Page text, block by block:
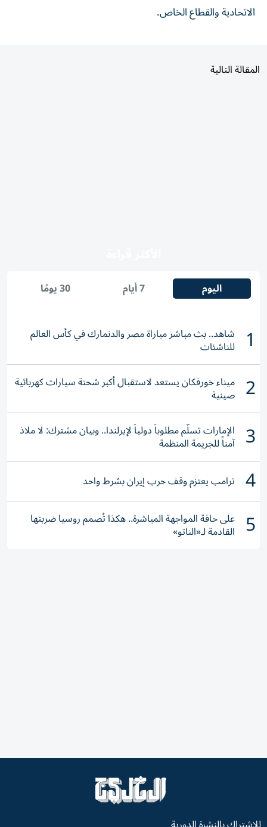
الاتحادية والقطاع الخاص.
المقالة التالية
اليوم 7 أيام 30 يومًا
1 شاهد.. بث مباشر مباراة مصر والدنمارك في كأس العالم
للناشئات
2 ميناء خورفكان يستعد لاستقبال أكبر شحنة سيارات كهربائية
صينية
3 الإمارات تسلّم مطلوباً دولياً لإيرلندا.. وبيان مشترك: لا ملاذ
آمناً للجريمة المنظمة
4 ترامب يعتزم وقف حرب إيران بشرط واحد
5 على حافة المواجهة المباشرة.. هكذا تُصمم روسيا ضربتها
القادمة لـ«الناتو»